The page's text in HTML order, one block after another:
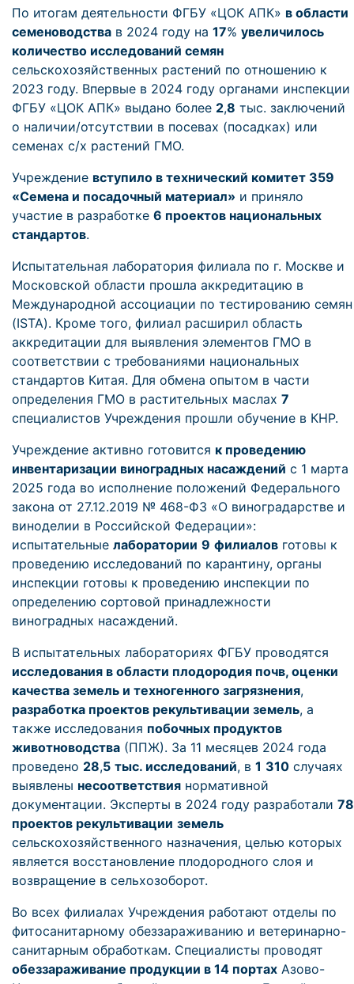
По итогам деятельности ФГБУ «ЦОК АПК» в области
семеноводства в 2024 году на 17% увеличилось
количество исследований семян
сельскохозяйственных растений по отношению к
2023 году. Впервые в 2024 году органами инспекции
ФГБУ «ЦОК АПК» выдано более 2,8 тыс. заключений
о наличии/отсутствии в посевах (посадках) или
семенах с/х растений ГМО.
Учреждение вступило в технический комитет 359
«Семена и посадочный материал» и приняло
участие в разработке 6 проектов национальных
стандартов.
Испытательная лаборатория филиала по г. Москве и
Московской области прошла аккредитацию в
Международной ассоциации по тестированию семян
(ISTA). Кроме того, филиал расширил область
аккредитации для выявления элементов ГМО в
соответствии с требованиями национальных
стандартов Китая. Для обмена опытом в части
определения ГМО в растительных маслах 7
специалистов Учреждения прошли обучение в КНР.
Учреждение активно готовится к проведению
инвентаризации виноградных насаждений с 1 марта
2025 года во исполнение положений Федерального
закона от 27.12.2019 № 468-ФЗ «О виноградарстве и
виноделии в Российской Федерации»:
испытательные лаборатории 9 филиалов готовы к
проведению исследований по карантину, органы
инспекции готовы к проведению инспекции по
определению сортовой принадлежности
виноградных насаждений.
В испытательных лабораториях ФГБУ проводятся
исследования в области плодородия почв, оценки
качества земель и техногенного загрязнения,
разработка проектов рекультивации земель, а
также исследования побочных продуктов
животноводства (ППЖ). За 11 месяцев 2024 года
проведено 28,5 тыс. исследований, в 1 310 случаях
выявлены несоответствия нормативной
документации. Эксперты в 2024 году разработали 78
проектов рекультивации земель
сельскохозяйственного назначения, целью которых
является восстановление плодородного слоя и
возвращение в сельхозоборот.
Во всех филиалах Учреждения работают отделы по
фитосанитарному обеззараживанию и ветеринарно-
санитарным обработкам. Специалисты проводят
обеззараживание продукции в 14 портах Азово-